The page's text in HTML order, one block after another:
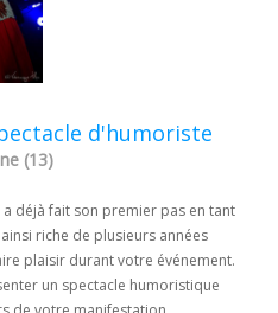
d'humoriste
(13)
a déjà fait son premier pas en tant
riche de plusieurs années
plaisir durant votre événement.
un spectacle humoristique